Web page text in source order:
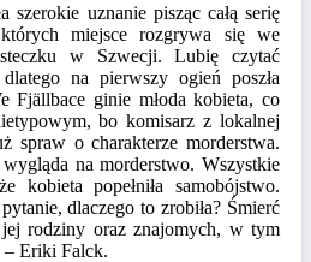
szerokie uznanie pisząc całą serię
miejsce rozgrywa się we
w Szwecji. Lubię czytać
na pierwszy ogień poszła
Fjällbace ginie młoda kobieta, co
bo komisarz z lokalnej
spraw o charakterze morderstwa.
na morderstwo. Wszystkie
kobieta popełniła samobójstwo.
dlaczego to zrobiła? Śmierć
rodziny oraz znajomych, w tym
– Eriki Falck.